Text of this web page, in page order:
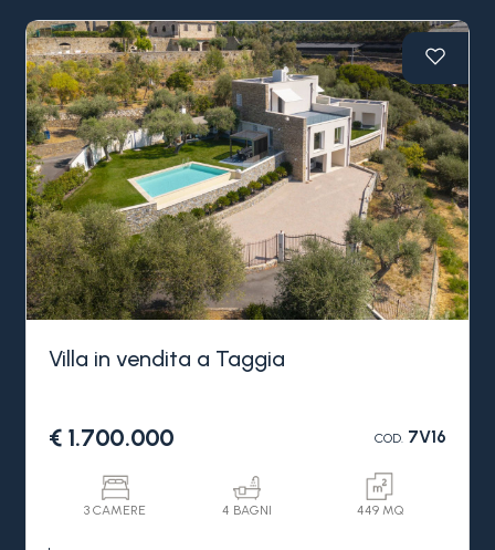
Villa in vendita a Taggia
€ 1.700.000 COD.7V16
3 CAMERE 4 BAGNI 449 MQ